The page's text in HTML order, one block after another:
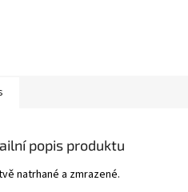
popis produktu
natrhané a zmrazené.